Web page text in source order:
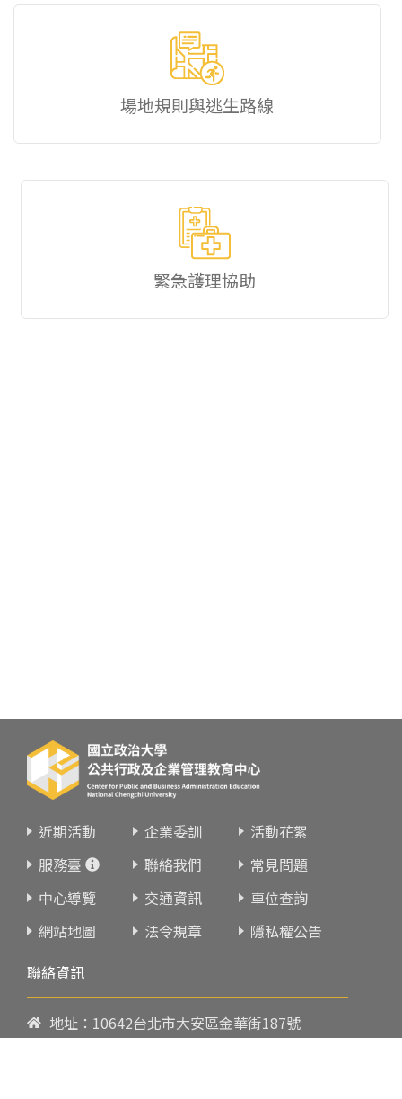
場地規則與逃生路線
緊急護理協助
近期活動 企業委訓
活動花絮
服務臺
聯絡我們
常見問題
中心導覽
交通資訊
車位查詢
網站地圖
法令規章
隱私權公告
聯絡資訊
地址：10642台北市大安區金華街187號